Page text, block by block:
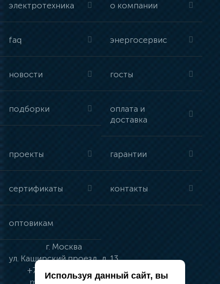
электротехника о компании
faq энергосервис
новости госты
подборки
оплата и
доставка
проекты гарантии
сертификаты контакты
оптовикам
г. Москва
ул. Каширский проезд, д. 13
+7 (495) 134-41-83
moskva@vincci.ru
Используя данный сайт, вы